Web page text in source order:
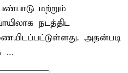
மற்றும்
நடத்திட
அதன்படி
...